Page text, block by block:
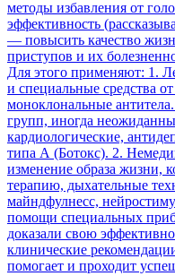
методы избавления от
эффективность
— повысить качество
приступов и их
Для этого применяют: 1.
и специальные средства
моноклональные
групп, иногда
кардиологические,
типа А (Ботокс). 2.
изменение образа жизни,
терапию, дыхательные
майндфулнесс,
помощи специальных
доказали свою
клинические
помогает и проходит